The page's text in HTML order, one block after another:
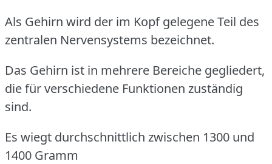
Als Gehirn wird der im Kopf gelegene Teil des
zentralen Nervensystems bezeichnet.
Das Gehirn ist in mehrere Bereiche gegliedert,
die für verschiedene Funktionen zuständig
sind.
Es wiegt durchschnittlich zwischen 1300 und
1400 Gramm